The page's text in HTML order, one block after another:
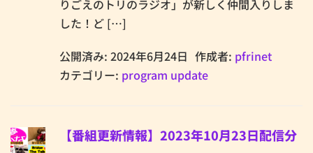
りごえのトリのラジオ」が新しく仲間入りしま
した！ど […]
公開済み: 2024年6月24日 作成者: pfrinet
カテゴリー: program update
【番組更新情報】2023年10月23日配信分